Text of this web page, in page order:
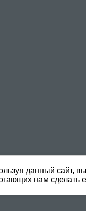
данный сайт,
нам сделать